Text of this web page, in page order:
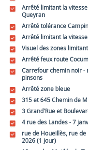
Arrêté limitant la
Queyran
Arrêté tolérance
Arrêté limitant la
Visuel des zones
Arrêté feux route
Carrefour chemin noir -
pinsons
Arrêté zone bleue
315 et 645 Chemin de
3 Grand'Rue et
4 rue des Landes - 7
rue de Houeillès, rue
2026 (1 jour)